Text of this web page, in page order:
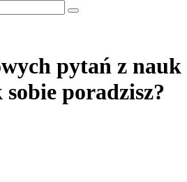
pytań z nauk
sobie poradzisz?